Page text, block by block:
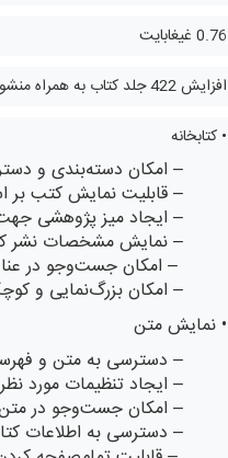
0.76 غيغابايت
افزایش 422 جلد کتاب به همراه منشورات مؤسسه امام صادق علیه السلام
• کتابخانه
– امکان دسته‌بندی و
– قابلیت نمایش کتب بر
– ایجاد میز پژوهشی
– نمایش مشخصات نشر
– امکان جست‌وجو در
– امکان بزرگ‌نمایی و
• نمایش متن
– دسترسی به متن و
– ایجاد تنظیمات مورد
– امکان جست‌وجو در
– دسترسی به اطلاعات